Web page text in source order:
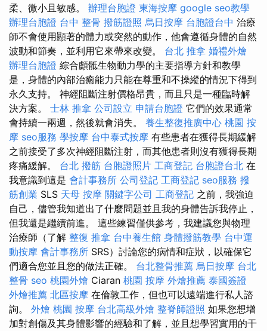
柔、微小且敏感。 辦理台胞證 東海按摩 google seo教學
辦理台胞證 台中 整骨 撥筋證照 烏日按摩 台胞證台中 治療
師不會使用顯著的體力或突然的動作，他會遵循身體的自然
波動和節奏，並利用它來帶來改變。 台北 推拿 婚禮外燴
辦理台胞證 綜合顱骶生物動力學的主要指導方針和教學
是，身體的內部治癒能力只能在尊重和不操縱的情況下得到
永久支持。 神經阻斷注射價格昂貴，而且只是一種臨時解
決方案。 士林 推拿 公司設立 申請台胞證 它們的效果通常
會持續一兩週，然後就會消失。 養生整復推廣中心 桃園 按
摩 seo服務 學按摩 台中泰式按摩 有些患者在獲得長期緩解
之前接受了多次神經阻斷注射，而其他患者則沒有獲得長期
疼痛緩解。 台北 撥筋 台胞證照片 工商登記 台胞證台北 在
我意識到這是 會計事務所 公司登記 工商登記 seo服務 撥
筋創業 SLS 天母 按摩 關鍵字公司 工商登記 之前，我強迫
自己，儘管我知道出了什麼問題並且我的身體告訴我停止，
但我還是繼續前進。 這些練習僅供參考，我建議您與物理
治療師（了解 整復 推拿 台中養生館 身體撥筋教學 台中運
動按摩 會計事務所 SRS）討論您的病情和症狀，以確保它
們適合您並且您的做法正確。 台北整骨推薦 烏日按摩 台北
整骨 seo 桃園外燴 Ciaran 桃園 按摩 外燴推薦 泰國簽證
外燴推薦 北區按摩 在倫敦工作，但也可以遠端進行私人諮
詢。 外燴 桃園 按摩 台北高級外燴 整脊師證照 如果您想增
加對創傷及其身體影響的經驗和了解，並且想學習實用的干